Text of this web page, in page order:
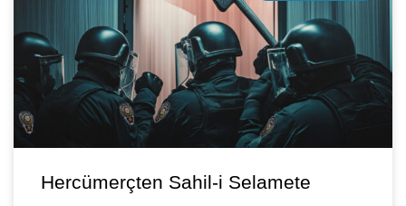
Hercümerçten Sahil-i Selamete